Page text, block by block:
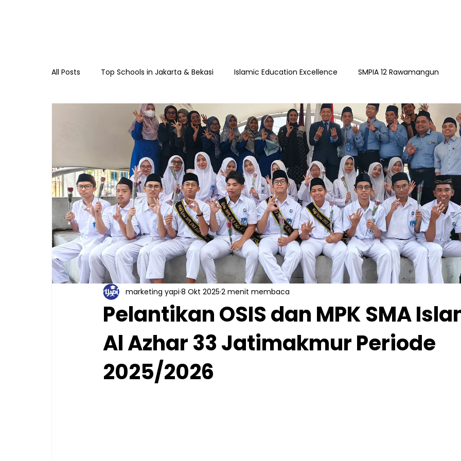
All Posts Top Schools in Jakarta & Bekasi Islamic Education Excellence SMPIA 12 Rawamangun
TKIA 13 Rawamangun SDIA 13 Rawamangun YAPI Playgroup Sakinah SMPIA 55
Raudhatul Athfal Sakinah SMAIA 33 Jatimakmur
Pelantikan OSIS dan MPK SMA
Al Azhar 33 Jatimakmur Periode
2025/2026
marketing yapi 8 Okt 2025 2 menit membaca